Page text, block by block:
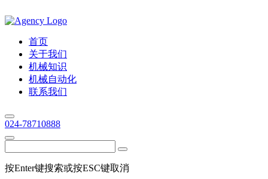
首页
关于我们
机械知识
机械自动化
联系我们
024-78710888
按Enter键搜索或按ESC键取消